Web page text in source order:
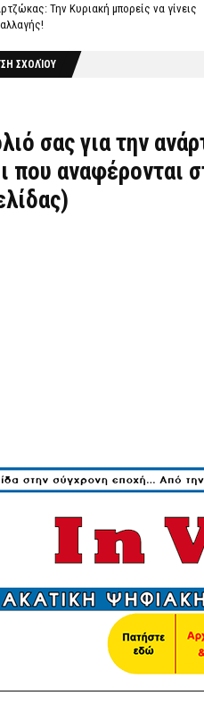
Την Κυριακή μπορείς να γίνεις
ΣΧΟΛΊΟΥ
σας για την
που αναφέρονται